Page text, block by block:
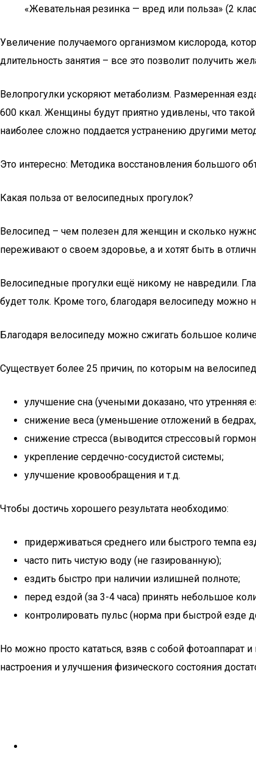
«Жевательная резинка — вред или польза» (2
Увеличение получаемого организмом кислорода,
длительность занятия – все это позволит получить
Велопрогулки ускоряют метаболизм. Размеренная
600 ккал. Женщины будут приятно удивлены, что
наиболее сложно поддается устранению другими
Это интересно: Методика восстановления большого
Какая польза от велосипедных прогулок?
Велосипед – чем полезен для женщин и сколько
переживают о своем здоровье, а и хотят быть в
Велосипедные прогулки ещё никому не навредили.
будет толк. Кроме того, благодаря велосипеду можно
Благодаря велосипеду можно сжигать большое
Существует более 25 причин, по которым на
улучшение сна (учеными доказано, что утренняя
снижение веса (уменьшение отложений в
снижение стресса (выводится стрессовый
укрепление сердечно-сосудистой системы;
улучшение кровообращения и т.д.
Чтобы достичь хорошего результата необходимо:
придерживаться среднего или быстрого темпа
часто пить чистую воду (не газированную);
ездить быстро при наличии излишней полноте;
перед ездой (за 3-4 часа) принять небольшое
контролировать пульс (норма при быстрой езде
Но можно просто кататься, взяв с собой
настроения и улучшения физического состояния